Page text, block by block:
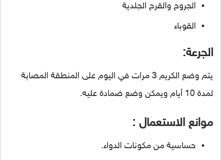
الجروح والقرح الجلدية
القوباء
الجرعة:
يتم وضع الكريم 3 مرات في اليوم على المنطقة المصابة
لمدة 10 أيام ويمكن وضع ضمادة عليه.
موانع الاستعمال :
حساسية من مكونات الدواء.